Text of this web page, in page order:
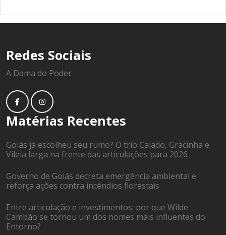
Redes Sociais
A Dama do Poder
Matérias Recentes
Goiás já escolheu seu rumo? O trio Caiado, Gracinha e
Vilela larga na frente das articulações para 2026
Governo de Goiás decreta emergência ambiental e
reforça ações contra incêndios florestais
Entre articulação e investimentos: por que Wilde
Cambão se tornou um dos nomes mais influentes do
Entorno?